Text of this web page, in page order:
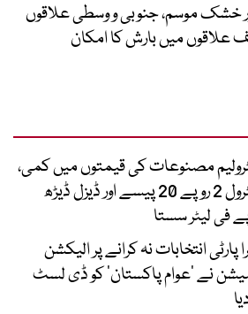
خشک موسم، جنوبی و وسطی علاقوں
علاقوں میں بارش کا امکان
مصنوعات کی قیمتوں میں کمی،
پیٹرول 2 روپے 20 پیسے اور ڈیزل ڈیڑھ
فی لیٹر سستا
پارٹی انتخابات نہ کرانے پر الیکشن
نے ’عوام پاکستان‘ کو ڈی لسٹ